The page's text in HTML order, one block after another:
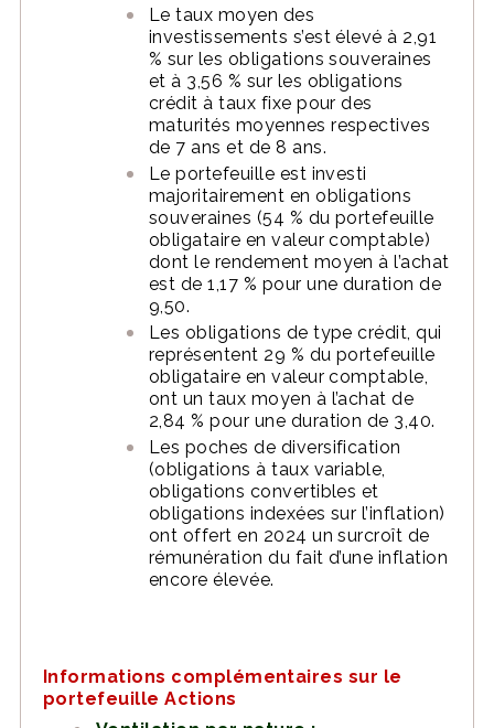
Le taux moyen des
investissements s’est élevé à 2,91
% sur les obligations souveraines
et à 3,56 % sur les obligations
crédit à taux fixe pour des
maturités moyennes respectives
de 7 ans et de 8 ans.
Le portefeuille est investi
majoritairement en obligations
souveraines (54 % du portefeuille
obligataire en valeur comptable)
dont le rendement moyen à l’achat
est de 1,17 % pour une duration de
9,50.
Les obligations de type crédit, qui
représentent 29 % du portefeuille
obligataire en valeur comptable,
ont un taux moyen à l’achat de
2,84 % pour une duration de 3,40.
Les poches de diversification
(obligations à taux variable,
obligations convertibles et
obligations indexées sur l’inflation)
ont offert en 2024 un surcroît de
rémunération du fait d’une inflation
encore élevée.
Informations complémentaires sur le
portefeuille Actions